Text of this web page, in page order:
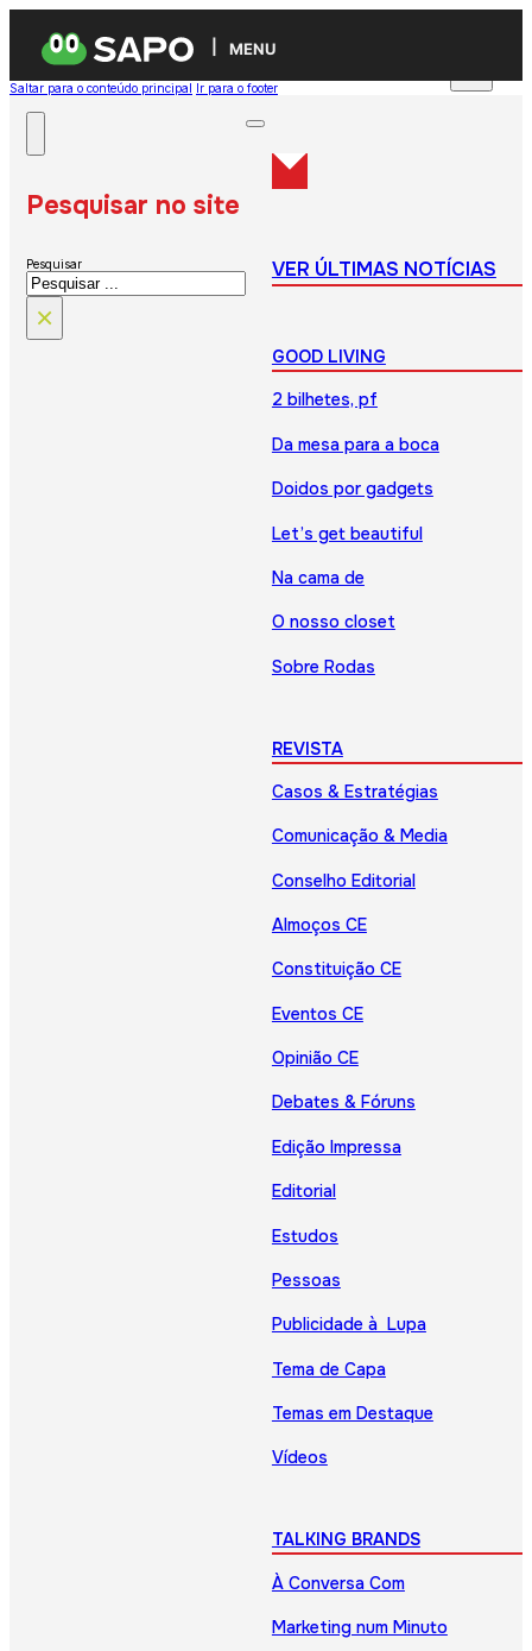
MENU
Saltar para o conteúdo principal Ir para o footer
Pesquisar no site
Pesquisar
×
VER ÚLTIMAS NOTÍCIAS
GOOD LIVING
2 bilhetes, pf
Da mesa para a boca
Doidos por gadgets
Let’s get beautiful
Na cama de
O nosso closet
Sobre Rodas
REVISTA
Casos & Estratégias
Comunicação & Media
Conselho Editorial
Almoços CE
Constituição CE
Eventos CE
Opinião CE
Debates & Fóruns
Edição Impressa
Editorial
Estudos
Pessoas
Publicidade à Lupa
Tema de Capa
Temas em Destaque
Vídeos
TALKING BRANDS
À Conversa Com
Marketing num Minuto